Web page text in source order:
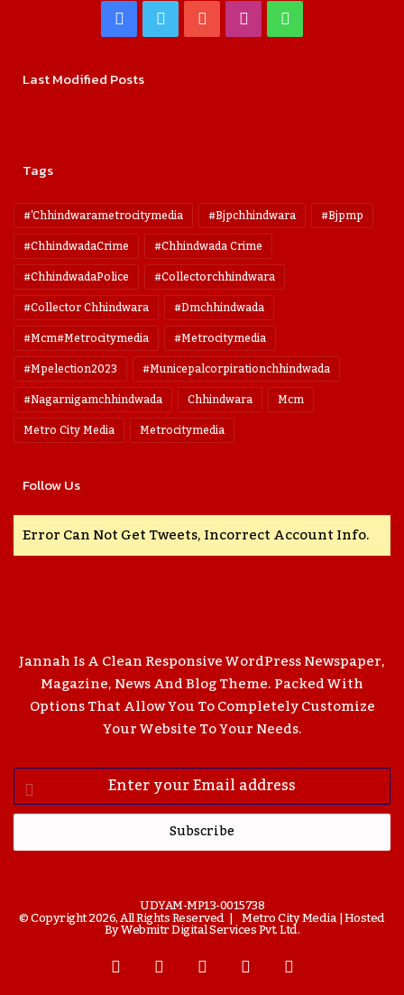
Facebook
Twitter YouTubeInstagram
Last Modified Posts
Tags
#'chhindwarametrocitymedia #bjpchhindwara
#bjpmp
#ChhindwadaCrime
#Chhindwada Crime
#ChhindwadaPolice
#collectorchhindwara
#collector Chhindwara
#dmchhindwada
#mcm#metrocitymedia
#metrocitymedia
#mpelection2023
#municepalcorpirationchhindwada
#nagarnigamchhindwada
Chhindwara
Mcm
Metro City Media
Metrocitymedia
Follow Us
Error Can Not Get Tweets, Incorrect Account Info.
Jannah Is A Clean Responsive WordPress Newspaper,
Magazine, News And Blog Theme. Packed With
Options That Allow You To Completely Customize
Your Website To Your Needs.
Enter
Your
Email
Address
UDYAM-MP13-0015738
© Copyright 2026, All Rights Reserved | Metro City Media| Hosted
ByWebmitr Digital Services Pvt. Ltd.
FacebookTwitterYouTubeInstagramWhatsApp